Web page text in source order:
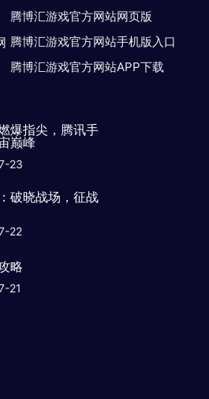
腾博汇游戏官方网站网页版
腾博汇游戏官方网站手机版入口
腾博汇游戏官方网站APP下载
爆指尖，腾讯手
巅峰
23
破晓战场，征战
22
略
21